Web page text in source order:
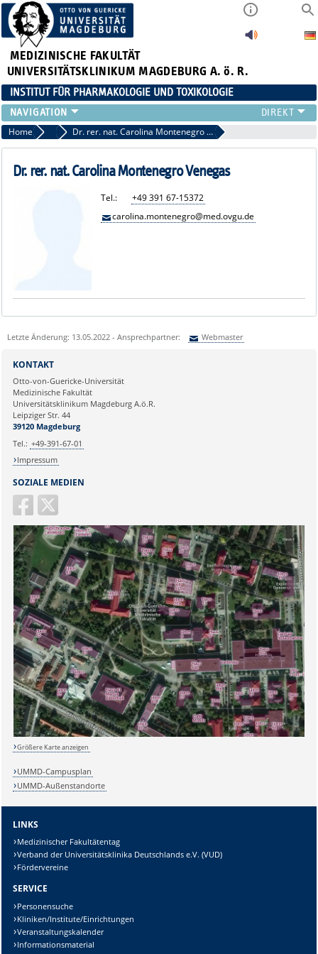
MEDIZINISCHE FAKULTÄT
UNIVERSITÄTSKLINIKUM MAGDEBURG A. ö. R.
INSTITUT FÜR PHARMAKOLOGIE UND TOXIKOLOGIE
DAS INSTITUT
DAS TEAM
FORSCHUNG
Home Neurale Plastizität und Kommunikation Dr. rer. nat. Carolina Montenegro Venegas
Dr. rer. nat. Carolina Montenegro Venegas
Tel.:
+49 391 67-15372
carolina.montenegro@med.ovgu.de
Letzte Änderung: 13.05.2022 - Ansprechpartner: Webmaster
Sie können eine Nachricht versenden an:
Ihre E-Mailadresse:
Ihr Anliegen:
Sicherheitsabfrage:
Lösung:
SOZIALE MEDIEN
KONTAKT
Otto-von-Guericke-Universität
Medizinische Fakultät
Universitätsklinikum Magdeburg A.ö.R.
Leipziger Str. 44
39120 Magdeburg
Tel.: +49-391-67-01
Impressum
Größere Karte anzeigen
UMMD-Campusplan
UMMD-Außenstandorte
LINKS
Medizinischer Fakultätentag
Verband der Universitätsklinika Deutschlands e.V. (VUD)
Fördervereine
SERVICE
Personensuche
Kliniken/Institute/Einrichtungen
Veranstaltungskalender
Informationsmaterial